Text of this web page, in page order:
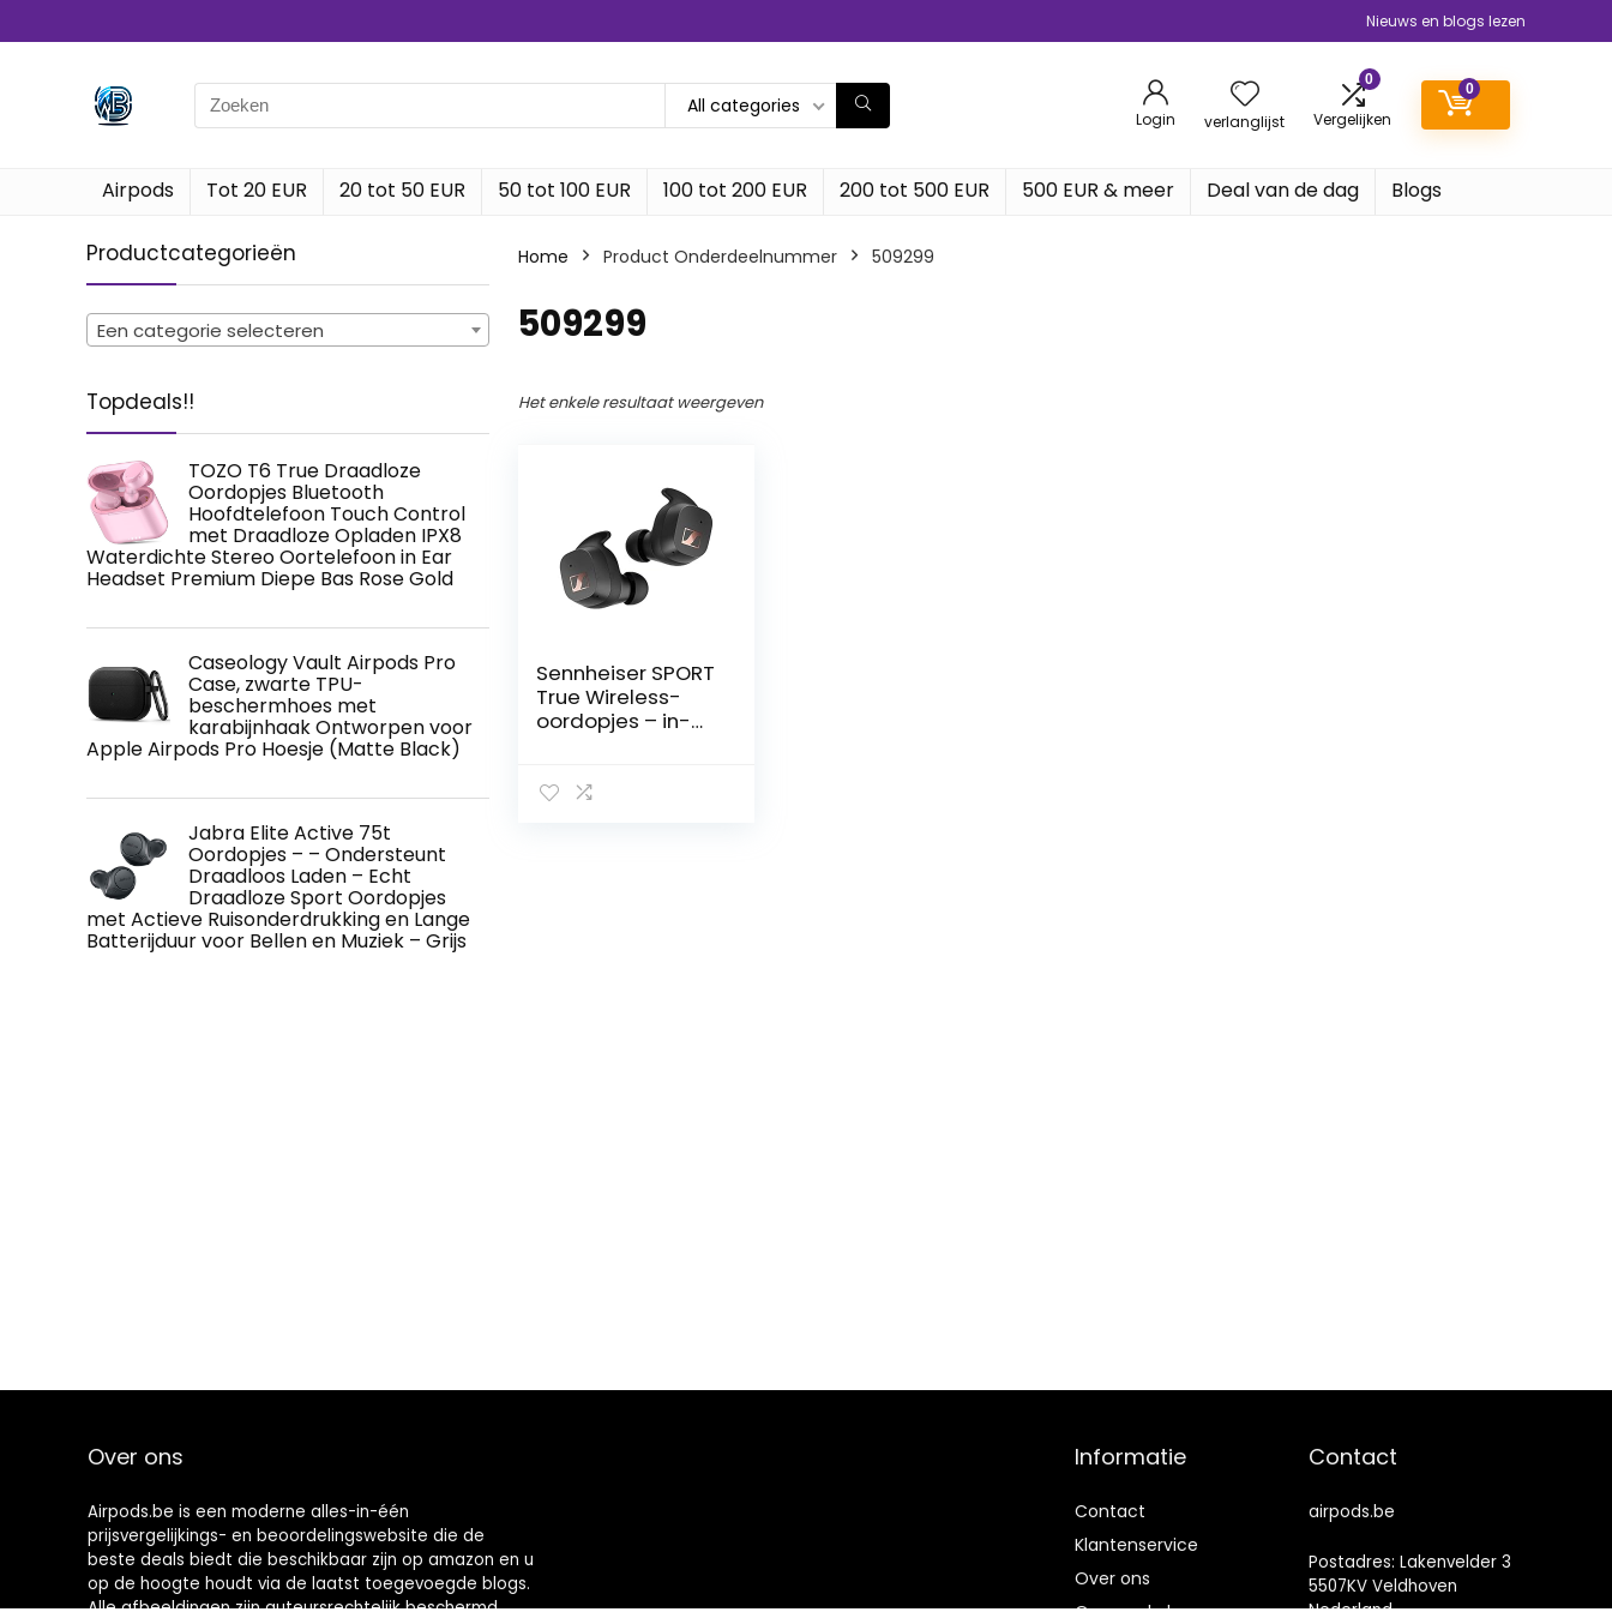
Nieuws en blogs lezen
Search
for:
All categories
Login verlanglijst
0
Vergelijken
0
Airpods Tot 20 EUR 20 tot 50 EUR 50 tot 100 EUR 100 tot 200 EUR 200 tot 500 EUR 500 EUR & meer Deal van de dag Blogs
Productcategorieën
Een categorie selecteren
Topdeals!!
TOZO T6 True Draadloze
Oordopjes Bluetooth
Hoofdtelefoon Touch Control
met Draadloze Opladen IPX8
Waterdichte Stereo Oortelefoon in Ear
Headset Premium Diepe Bas Rose Gold
Caseology Vault Airpods Pro
Case, zwarte TPU-
beschermhoes met
karabijnhaak Ontworpen voor
Apple Airpods Pro Hoesje (Matte Black)
Jabra Elite Active 75t
Oordopjes – – Ondersteunt
Draadloos Laden – Echt
Draadloze Sport Oordopjes
met Actieve Ruisonderdrukking en Lange
Batterijduur voor Bellen en Muziek – Grijs
Home Product Onderdeelnummer ‎509299
‎509299
Het enkele resultaat weergeven
Sennheiser SPORT
True Wireless-
oordopjes – in-
met bluetooth
Over ons
Airpods.be is een moderne alles-in-één
prijsvergelijkings- en beoordelingswebsite die de
beste deals biedt die beschikbaar zijn op amazon en u
op de hoogte houdt via de laatst toegevoegde blogs.
Alle afbeeldingen zijn auteursrechtelijk beschermd
Informatie
Contact
Klantenservice
Over ons
Contact
airpods.be
Postadres: Lakenvelder 3
5507KV Veldhoven